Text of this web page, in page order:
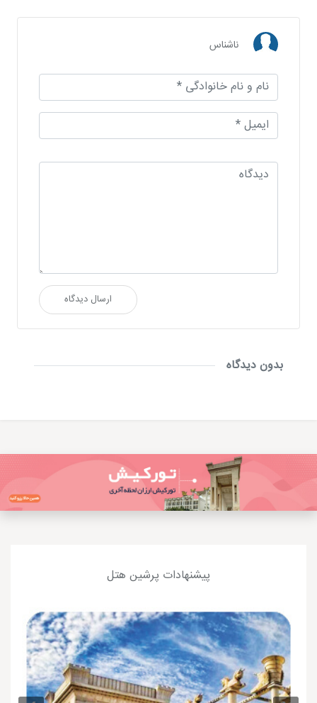
ناشناس
ارسال دیدگاه
بدون دیدگاه
پیشنهادات پرشین هتل